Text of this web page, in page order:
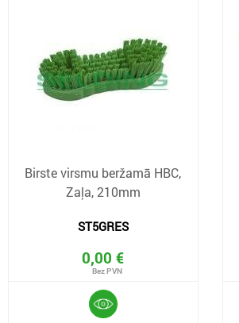
Birste virsmu beržamā HBC,
Zaļa, 210mm
ST5GRES
0,00 €